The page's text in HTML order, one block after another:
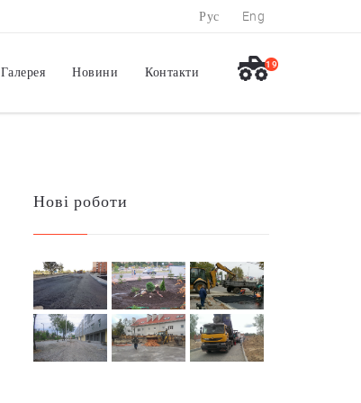
Рус Eng
19
Галерея Новини Контакти
Нові роботи